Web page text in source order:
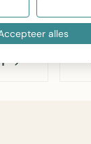
alles